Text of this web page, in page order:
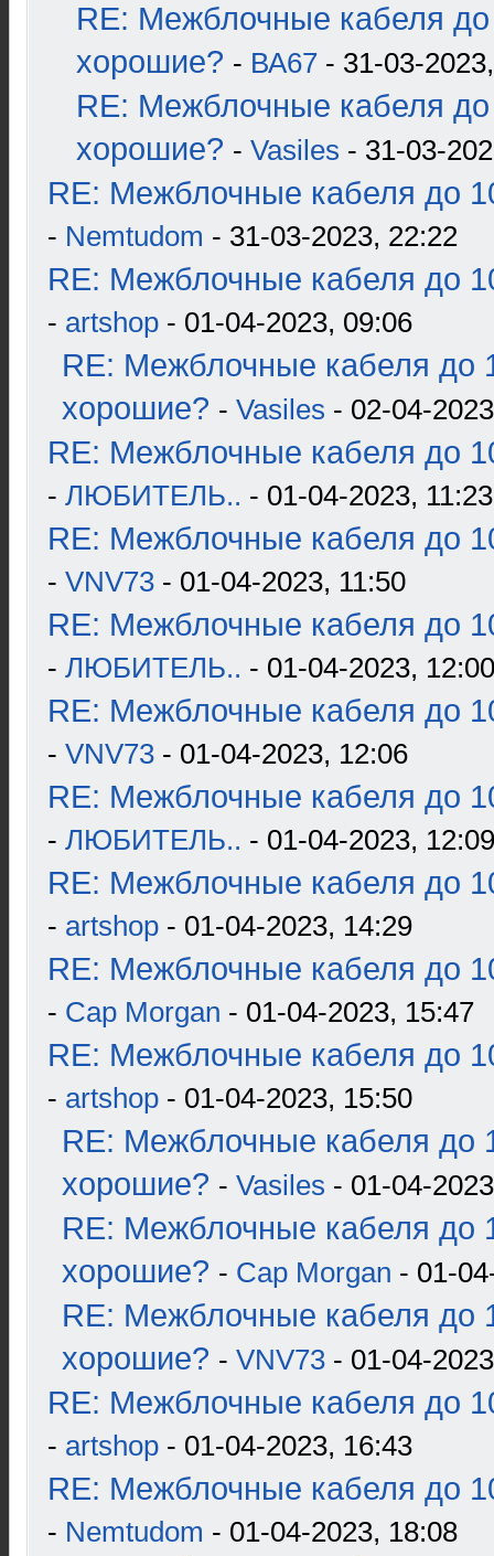
RE: Межблочные кабеля до
хорошие? - ВА67 - 31-03-
RE: Межблочные кабеля до
хорошие? - Vasiles - 31-03-
RE: Межблочные кабеля до
- Nemtudom - 31-03-2023, 22:22
RE: Межблочные кабеля до
- artshop - 01-04-2023, 09:06
RE: Межблочные кабеля до
хорошие? - Vasiles - 02-04-
RE: Межблочные кабеля до
- ЛЮБИТЕЛЬ.. - 01-04-2023, 11:23
RE: Межблочные кабеля до
- VNV73 - 01-04-2023, 11:50
RE: Межблочные кабеля до
- ЛЮБИТЕЛЬ.. - 01-04-2023, 12:00
RE: Межблочные кабеля до
- VNV73 - 01-04-2023, 12:06
RE: Межблочные кабеля до
- ЛЮБИТЕЛЬ.. - 01-04-2023, 12:09
RE: Межблочные кабеля до
- artshop - 01-04-2023, 14:29
RE: Межблочные кабеля до
- Cap Morgan - 01-04-2023, 15:47
RE: Межблочные кабеля до
- artshop - 01-04-2023, 15:50
RE: Межблочные кабеля до
хорошие? - Vasiles - 01-04-
RE: Межблочные кабеля до
хорошие? - Cap Morgan - 01-
RE: Межблочные кабеля до
хорошие? - VNV73 - 01-04-
RE: Межблочные кабеля до
- artshop - 01-04-2023, 16:43
RE: Межблочные кабеля до
- Nemtudom - 01-04-2023, 18:08